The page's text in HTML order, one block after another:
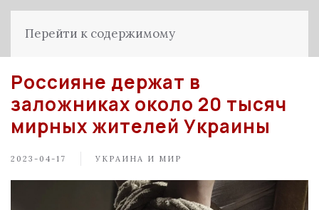
Перейти к содержимому
Россияне держат в
заложниках около 20 тысяч
мирных жителей Украины
2023-04-17 УКРАИНА И МИР